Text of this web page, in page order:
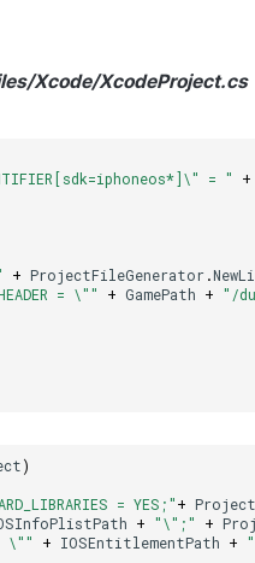
Xcode/XcodeProject.cs
= " +
+ ProjectFileGenerator.
= \"" + GamePath + "/
)
= YES;"+
+ "\";" +
\"" + IOSEntitlementPath +